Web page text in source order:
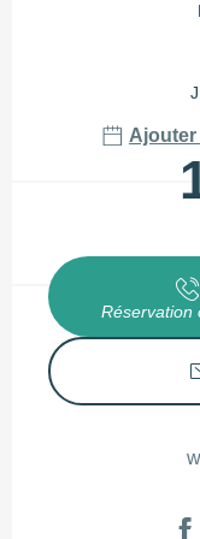
Ajouter
Réservation